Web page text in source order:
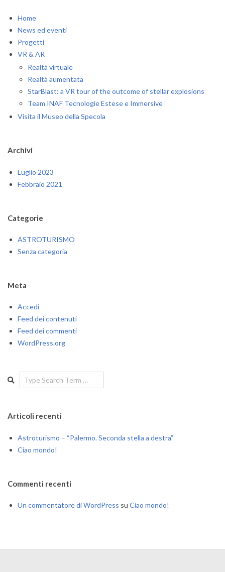
Home
News ed eventi
Progetti
VR & AR
Realtà virtuale
Realtà aumentata
StarBlast: a VR tour of the outcome of stellar explosions
Team INAF Tecnologie Estese e Immersive
Visita il Museo della Specola
Archivi
Luglio 2023
Febbraio 2021
Categorie
ASTROTURISMO
Senza categoria
Meta
Accedi
Feed dei contenuti
Feed dei commenti
WordPress.org
Search
Articoli recenti
Astroturismo – “Palermo. Seconda stella a destra”
Ciao mondo!
Commenti recenti
Un commentatore di WordPress su Ciao mondo!